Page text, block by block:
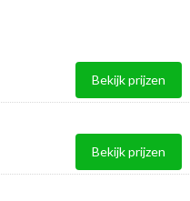
Bekijk prijzen
Bekijk prijzen